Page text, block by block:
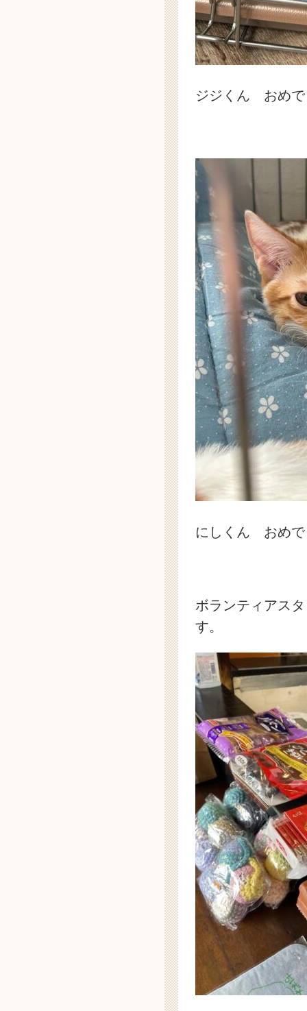
ジジくん おめで
にしくん おめで
ボランティアス
す。